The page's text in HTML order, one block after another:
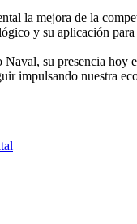
la mejora de la
y su aplicación
su presencia
impulsando nuestra